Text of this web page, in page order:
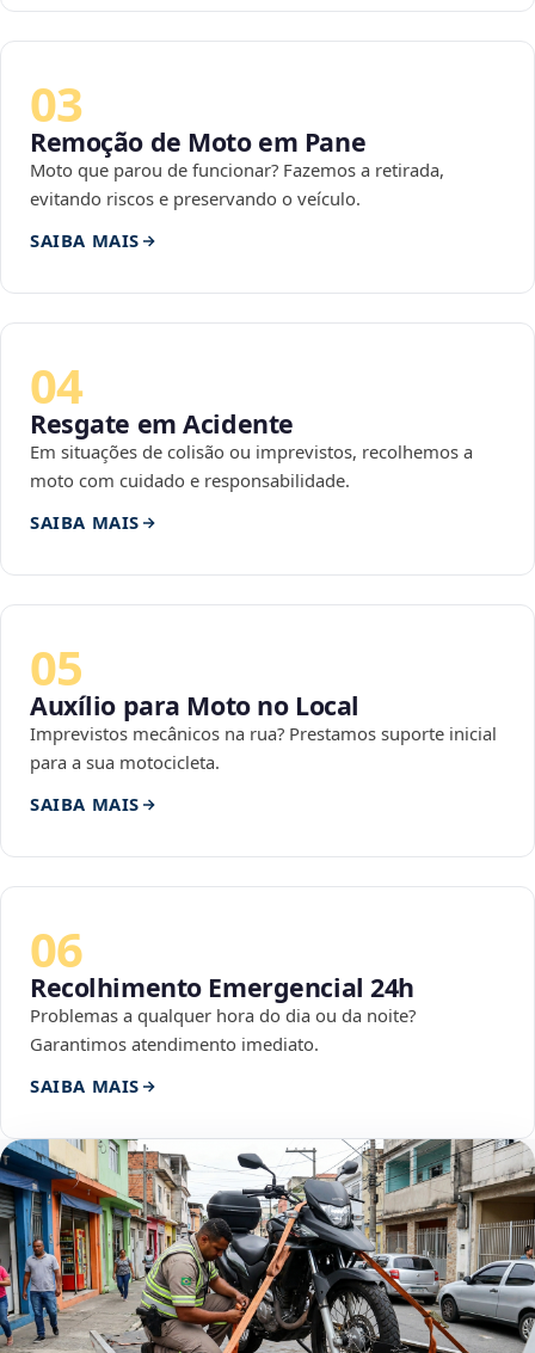
03
Remoção de Moto em Pane
Moto que parou de funcionar? Fazemos a retirada,
evitando riscos e preservando o veículo.
SAIBA MAIS
04
Resgate em Acidente
Em situações de colisão ou imprevistos, recolhemos a
moto com cuidado e responsabilidade.
SAIBA MAIS
05
Auxílio para Moto no Local
Imprevistos mecânicos na rua? Prestamos suporte inicial
para a sua motocicleta.
SAIBA MAIS
06
Recolhimento Emergencial 24h
Problemas a qualquer hora do dia ou da noite?
Garantimos atendimento imediato.
SAIBA MAIS